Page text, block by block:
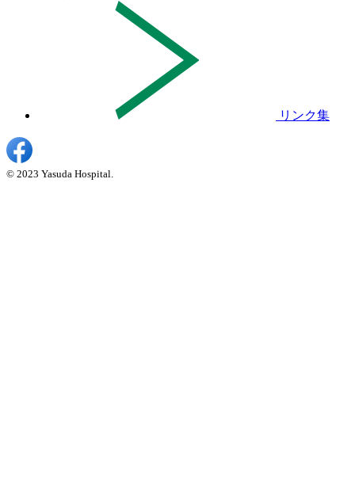
リンク集
© 2023 Yasuda Hospital.